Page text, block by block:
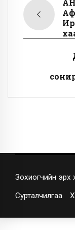
Зохиогчийн эрх
Сурталчилгаа